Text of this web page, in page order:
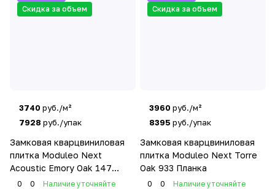
Скидка за объем
3740 руб./м²
7928 руб./упак
Замковая кварцвиниловая
плитка Moduleo Next
Acoustic Emory Oak 147
Планка
0 0 Наличие уточняйте
Скидка за объем
3960 руб./м²
8395 руб./упак
Замковая кварцвиниловая
плитка Moduleo Next Torre
Oak 933 Планка
0 0 Наличие уточняйте